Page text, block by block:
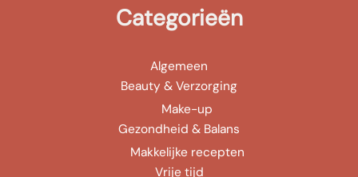
Categorieën
Algemeen
Beauty & Verzorging
Make-up
Gezondheid & Balans
Makkelijke recepten
Vrije tijd